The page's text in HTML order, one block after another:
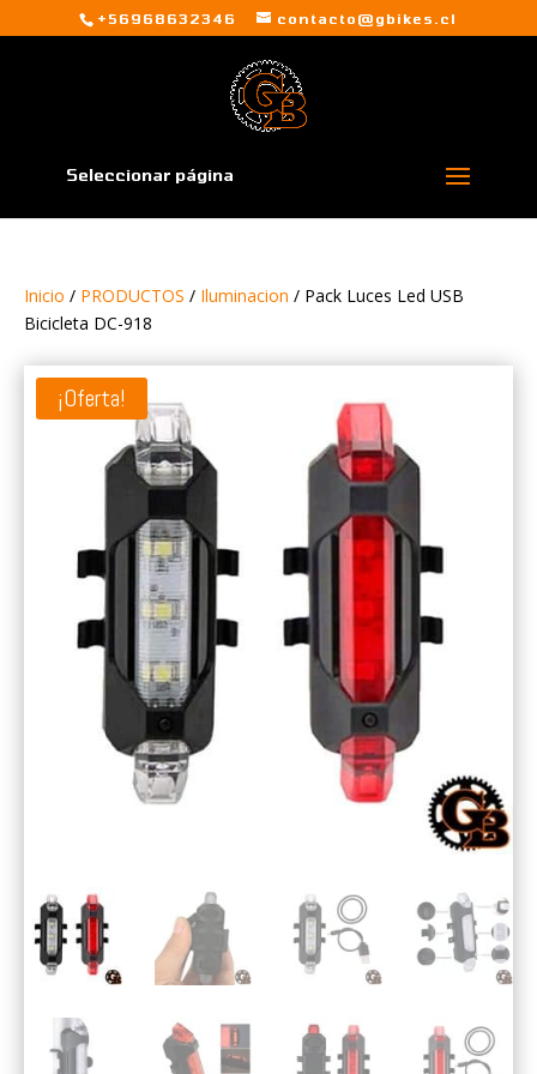
+56968632346 contacto@gbikes.cl
Seleccionar página
Inicio / PRODUCTOS / Iluminacion / Pack Luces Led USB
Bicicleta DC-918
¡Oferta!